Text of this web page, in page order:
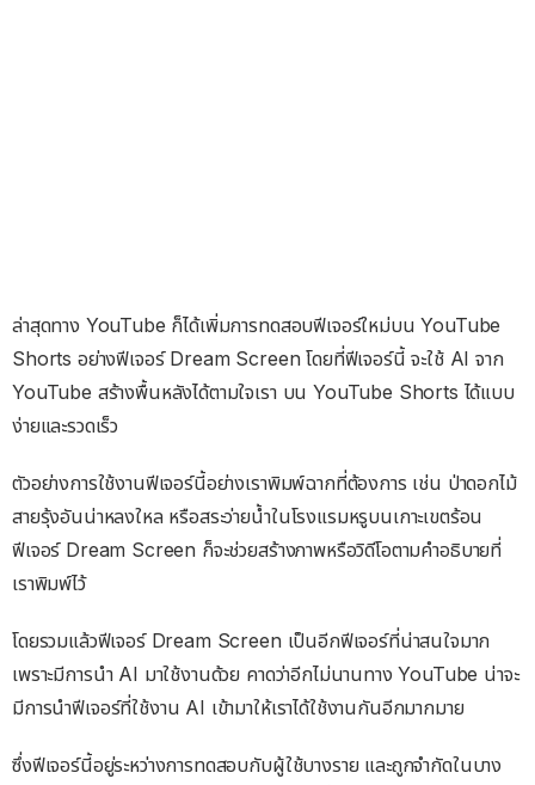
ล่าสุดทาง YouTube ก็ได้เพิ่มการทดสอบฟีเจอร์ใหม่บน YouTube
Shorts อย่างฟีเจอร์ Dream Screen โดยที่ฟีเจอร์นี้ จะใช้ AI จาก
YouTube สร้างพื้นหลังได้ตามใจเรา บน YouTube Shorts ได้แบบ
ง่ายและรวดเร็ว
ตัวอย่างการใช้งานฟีเจอร์นี้อย่างเราพิมพ์ฉากที่ต้องการ เช่น ป่าดอกไม้
สายรุ้งอันน่าหลงใหล หรือสระว่ายน้ำในโรงแรมหรูบนเกาะเขตร้อน
ฟีเจอร์ Dream Screen ก็จะช่วยสร้างภาพหรือวิดีโอตามคำอธิบายที่
เราพิมพ์ไว้
โดยรวมแล้วฟีเจอร์ Dream Screen​ เป็นอีกฟีเจอร์ที่น่าสนใจมาก
เพราะมีการนำ AI มาใช้งานด้วย คาดว่าอีกไม่นานทาง YouTube น่าจะ
มีการนำฟีเจอร์ที่ใช้งาน AI เข้ามาให้เราได้ใช้งานกันอีกมากมาย
ซึ่งฟีเจอร์นี้อยู่ระหว่างการทดสอบกับผู้ใช้บางราย และถูกจำกัดในบาง